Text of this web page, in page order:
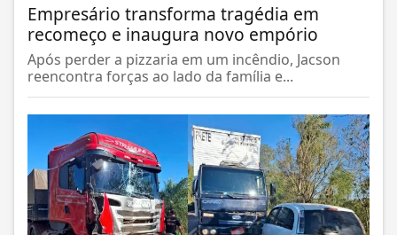
Empresário transforma tragédia em
recomeço e inaugura novo empório
Após perder a pizzaria em um incêndio, Jacson
reencontra forças ao lado da família e...